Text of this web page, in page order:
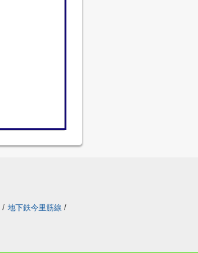
/ 地下鉄今里筋線 /